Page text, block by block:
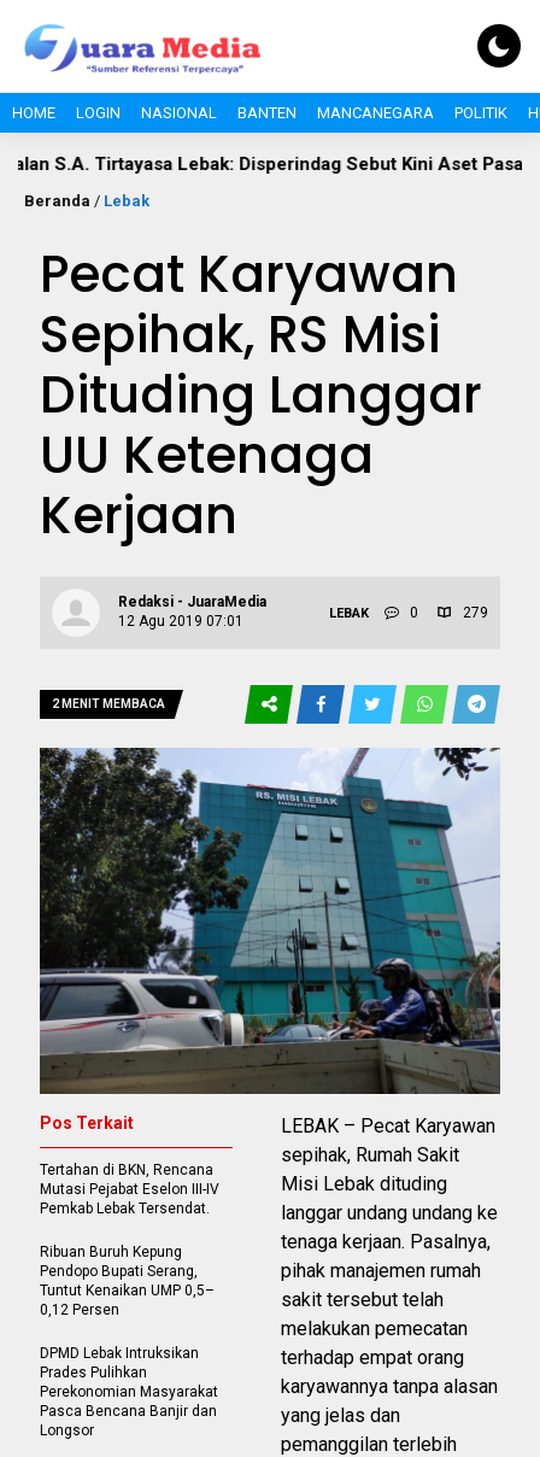
HOME LOGIN NASIONAL BANTEN MANCANEGARA POLITIK
Lebak: Disperindag Sebut Kini Aset Pasar, Keluhan
Beranda / Lebak
Pecat Karyawan
Sepihak, RS Misi
Dituding Langgar
UU Ketenaga
Kerjaan
Redaksi - JuaraMedia
12 Agu 2019 07:01
LEBAK 0 279
2 MENIT MEMBACA
LEBAK – Pecat Karyawan
sepihak, Rumah Sakit
Misi Lebak dituding
langgar undang undang ke
tenaga kerjaan. Pasalnya,
pihak manajemen rumah
sakit tersebut telah
melakukan pemecatan
terhadap empat orang
karyawannya tanpa alasan
yang jelas dan
pemanggilan terlebih
Pos Terkait
Tertahan di BKN, Rencana
Mutasi Pejabat Eselon III-IV
Pemkab Lebak Tersendat.
Ribuan Buruh Kepung
Pendopo Bupati Serang,
Tuntut Kenaikan UMP 0,5–
0,12 Persen
DPMD Lebak Intruksikan
Prades Pulihkan
Perekonomian Masyarakat
Pasca Bencana Banjir dan
Longsor